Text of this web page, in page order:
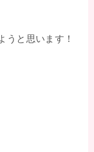
うと思います！